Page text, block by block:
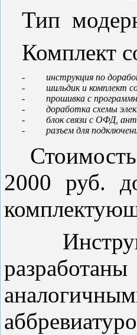
Тип
Комплект
- инструкция по
-
-
-
-
-
разъем для
Стоимость
2000 руб.